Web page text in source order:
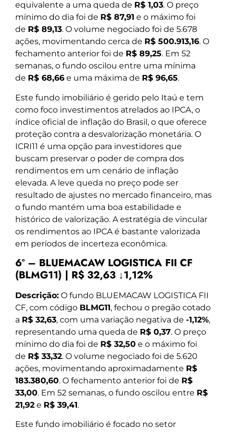
equivalente a uma queda de R$ 1,03. O preço
mínimo do dia foi de R$ 87,91 e o máximo foi
de R$ 89,13. O volume negociado foi de 5.678
ações, movimentando cerca de R$ 500.913,16. O
fechamento anterior foi de R$ 89,25. Em 52
semanas, o fundo oscilou entre uma mínima
de R$ 68,66 e uma máxima de R$ 96,65.
Este fundo imobiliário é gerido pelo Itaú e tem
como foco investimentos atrelados ao IPCA, o
índice oficial de inflação do Brasil, o que oferece
proteção contra a desvalorização monetária. O
ICRI11 é uma opção para investidores que
buscam preservar o poder de compra dos
rendimentos em um cenário de inflação
elevada. A leve queda no preço pode ser
resultado de ajustes no mercado financeiro, mas
o fundo mantém uma boa estabilidade e
histórico de valorização. A estratégia de vincular
os rendimentos ao IPCA é bastante valorizada
em períodos de incerteza econômica.
6º – BLUEMACAW LOGISTICA FII CF
(BLMG11) | R$ 32,63 ↓1,12%
Descrição: O fundo BLUEMACAW LOGISTICA FII
CF, com código BLMG11, fechou o pregão cotado
a R$ 32,63, com uma variação negativa de -1,12%,
representando uma queda de R$ 0,37. O preço
mínimo do dia foi de R$ 32,50 e o máximo foi
de R$ 33,32. O volume negociado foi de 5.620
ações, movimentando aproximadamente R$
183.380,60. O fechamento anterior foi de R$
33,00. Em 52 semanas, o fundo oscilou entre R$
21,92 e R$ 39,41.
Este fundo imobiliário é focado no setor